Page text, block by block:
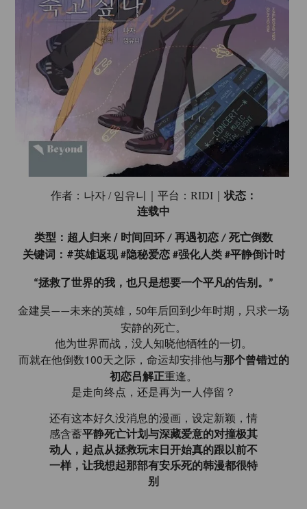
作者：나자 / 임유니｜平台：RIDI｜状态：
连载中
类型：超人归来 / 时间回环 / 再遇初恋 / 死亡倒数
关键词： #英雄返现#隐秘爱恋 #强化人类 #平静倒计时
“拯救了世界的我，也只是想要一个平凡的告别。 ”
金建昊——未来的英雄， 50年后回到少年时期，只求一场
安静的死亡。
他为世界而战，没人知晓他牺牲的一切。
而就在他倒数100天之际，命运却安排他与那个曾错过的
初恋吕解正重逢。
是走向终点，还是再为一人停留？
还有这本好久没消息的漫画，设定新颖，情
感含蓄平静死亡计划与深藏爱意的对撞极其
动人 ，起点从拯救玩末日开始真的跟以前不
一样，让我想起那部有安乐死的韩漫都很特
别